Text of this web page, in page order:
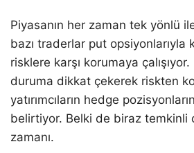
Piyasanın her zaman tek yönlü
bazı traderlar put opsiyonlarıyla
risklere karşı korumaya
duruma dikkat çekerek riskten
yatırımcıların hedge
belirtiyor. Belki de biraz temkinli
zamanı.